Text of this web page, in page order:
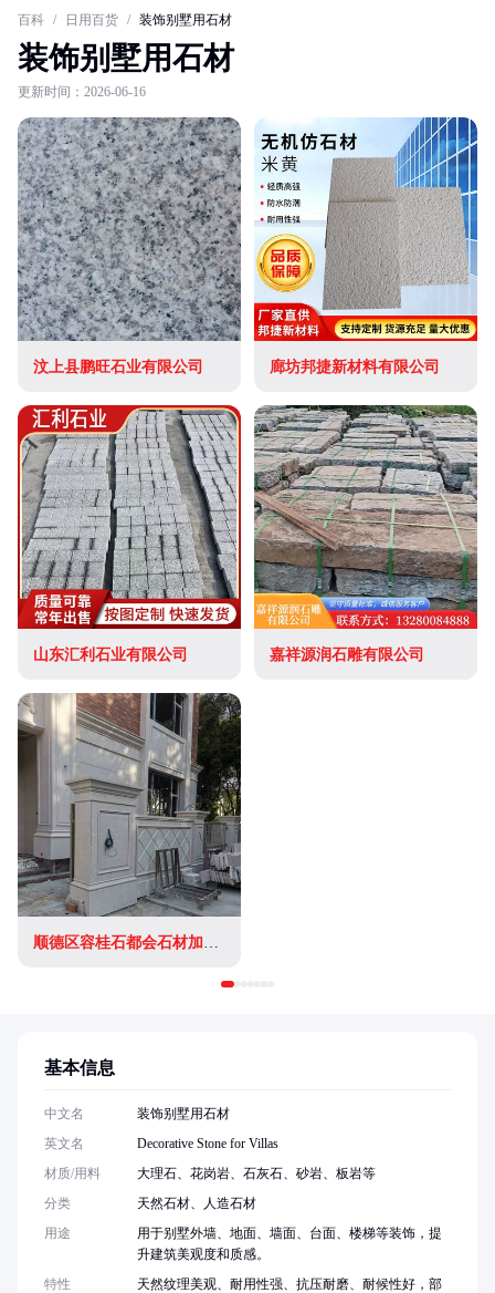
百科 / 日用百货 / 装饰别墅用石材
装饰别墅用石材
更新时间：2026-06-16
汶上县鹏旺石业有限公司 廊坊邦捷新材料有限公司
山东汇利石业有限公司 嘉祥源润石雕有限公司
顺德区容桂石都会石材加工厂
基本信息
中文名
装饰别墅用石材
英文名
Decorative Stone for Villas
材质/用料
大理石、花岗岩、石灰石、砂岩、板岩等
分类
天然石材、人造石材
用途
用于别墅外墙、地面、墙面、台面、楼梯等装饰，提
升建筑美观度和质感。
特性
天然纹理美观、耐用性强、抗压耐磨、耐候性好，部